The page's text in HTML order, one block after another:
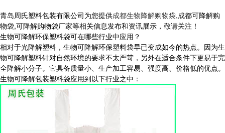
青岛周氏塑料包装有限公司为您提供成都生物降解购物袋,成都可降解购
物袋,可降解购物袋厂家等相关信息发布和资讯展示，敬请关注！
生物可降解环保塑料袋可在哪些行业中应用？
相对于光降解塑料，生物可降解环保塑料袋早已变成如今的热点。因为生
物可降解塑料针对自然环境的要求不太严苛，另外在适合条件下更易于完
全降解小分子。它具备质量小、生产加工容易、强度高、价格低的优点。
生物可降解包装塑料袋应用到以下行业之中：